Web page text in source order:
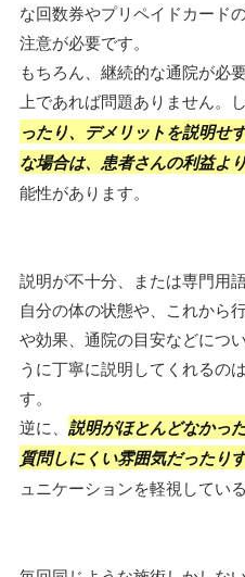
な回数券やプリペイドカード
注意が必要です。
もちろん、継続的な通院が必
上であれば問題ありません。し
ったり、デメリットを説明せ
な場合は、患者さんの利益よ
能性があります。
説明が不十分、または専門用
自分の体の状態や、これから
や効果、通院の目安などにつ
うに丁寧に説明してくれるの
す。
逆に、 説明がほとんどなかっ
質問しにくい雰囲気だったり
ュニケーションを軽視してい